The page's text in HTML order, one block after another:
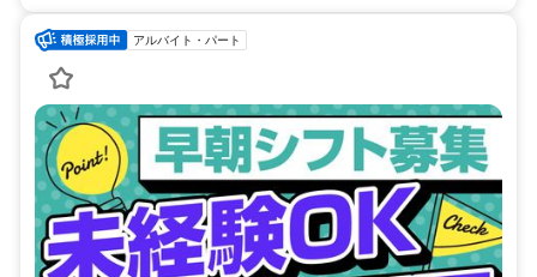
アルバイト・パート